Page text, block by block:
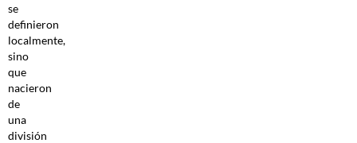
se
definieron
localmente,
sino
que
nacieron
de
una
división